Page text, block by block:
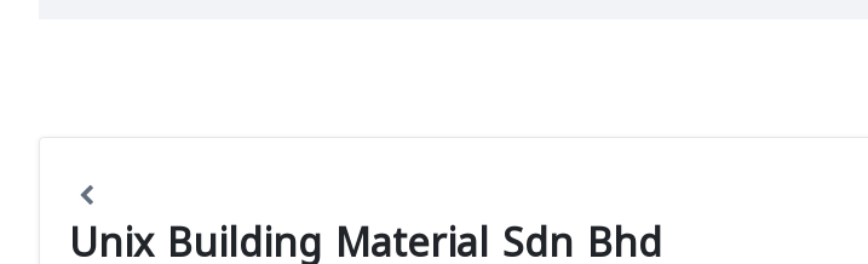
Unix Building Material Sdn Bhd